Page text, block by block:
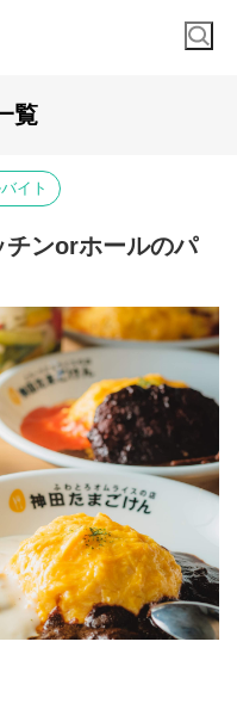
覧
イト
チンorホールのパ